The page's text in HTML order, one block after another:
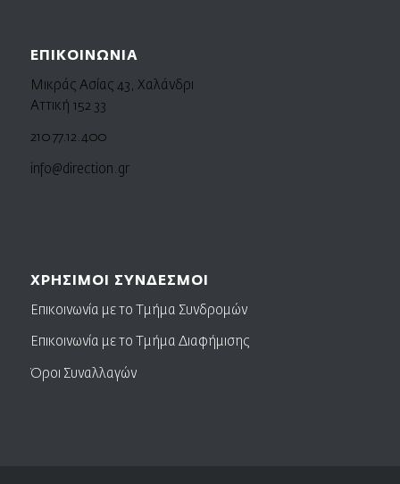
ΕΠΙΚΟΙΝΩΝΙΑ
Μικράς Ασίας 43, Χαλάνδρι
Αττική 152 33
210 77.12.400
info@direction.gr
ΧΡΗΣΙΜΟΙ ΣΥΝΔΕΣΜΟΙ
Επικοινωνία με το Τμήμα Συνδρομών
Επικοινωνία με το Τμήμα Διαφήμισης
Όροι Συναλλαγών